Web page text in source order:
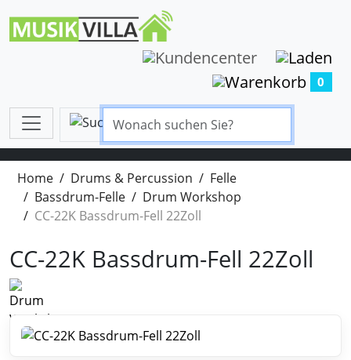
0
Home Drums & Percussion
Felle
Bassdrum-Felle
Drum Workshop
CC-22K Bassdrum-Fell 22Zoll
CC-22K Bassdrum-Fell 22Zoll